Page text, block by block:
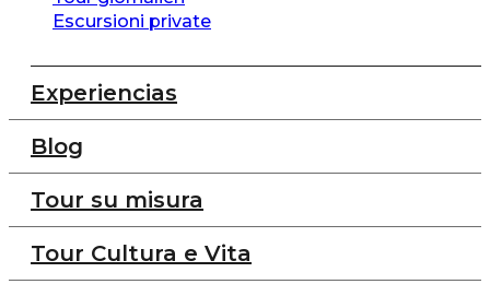
Escursioni private
Experiencias
Blog
Tour su misura
Tour Cultura e Vita